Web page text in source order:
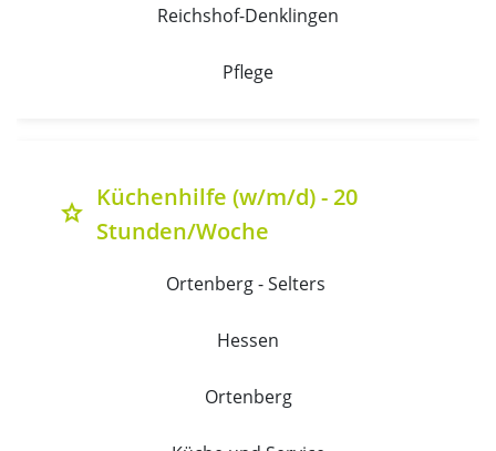
Reichshof-Denklingen
Pflege
grade
Küchenhilfe (w/m/d) - 20
Stunden/Woche
Ortenberg - Selters
Hessen
Ortenberg